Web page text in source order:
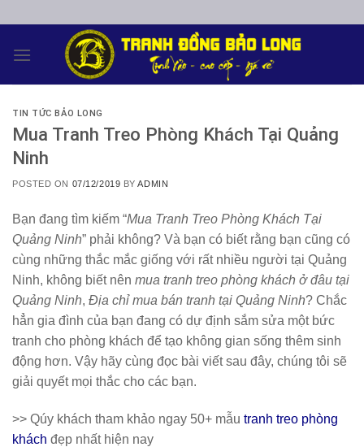
content
TIN TỨC BẢO LONG
Mua Tranh Treo Phòng Khách Tại Quảng
Ninh
POSTED ON 07/12/2019 BYADMIN
Bạn đang tìm kiếm “Mua Tranh Treo Phòng Khách Tại
Quảng Ninh” phải không? Và bạn có biết rằng bạn cũng có
cùng những thắc mắc giống với rất nhiều người tại Quảng
Ninh, không biết nên mua tranh treo phòng khách ở đâu tại
Quảng Ninh, Địa chỉ mua bán tranh tại Quảng Ninh? Chắc
hẳn gia đình của bạn đang có dự định sắm sửa một bức
tranh cho phòng khách để tạo không gian sống thêm sinh
động hơn. Vậy hãy cùng đọc bài viết sau đây, chúng tôi sẽ
giải quyết mọi thắc cho các bạn.
>> Qúy khách tham khảo ngay 50+ mẫu tranh treo phòng
khách đẹp nhất hiện nay